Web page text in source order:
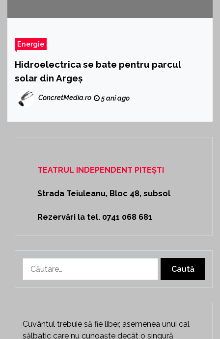
Energie
Hidroelectrica se bate pentru parcul
solar din Argeș
ConcretMedia.ro 5 ani ago
TEATRUL INDEPENDENT PITEȘTI
Strada Teiuleanu, Bloc 48, subsol
Rezervări la tel. 0741 068 681
după:
Cuvântul trebuie să fie liber, asemenea unui cal
sălbatic care nu cunoaște decât o singură